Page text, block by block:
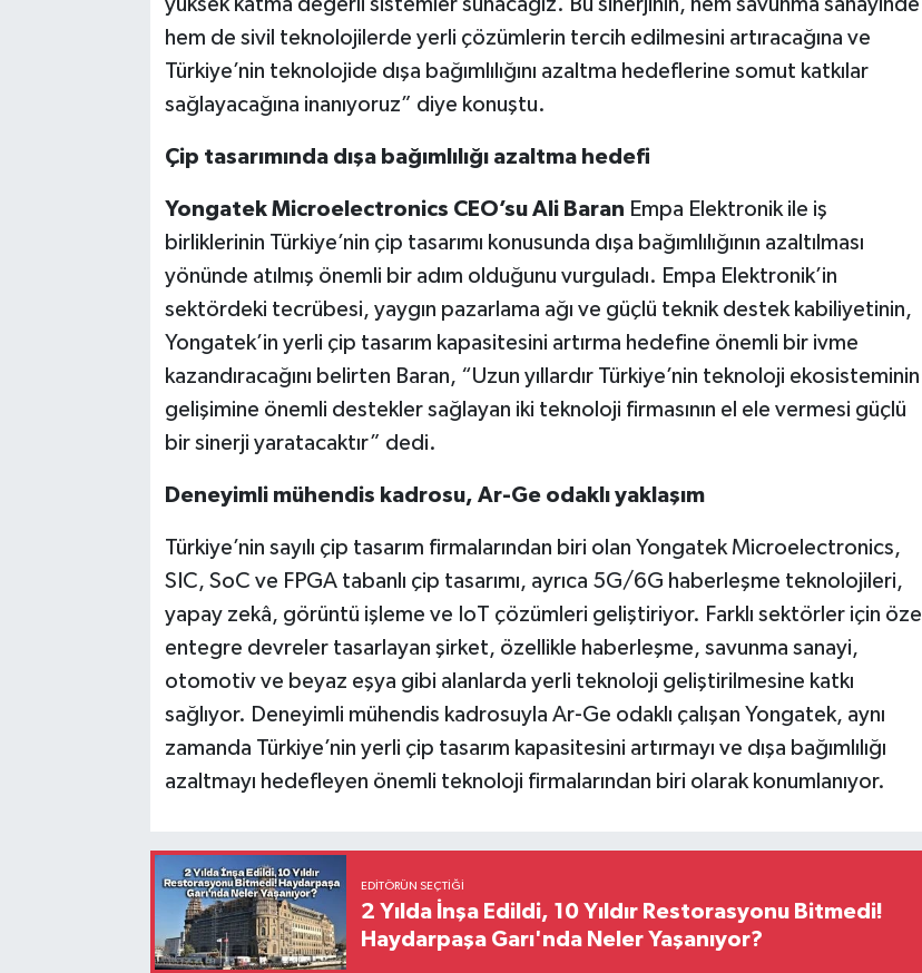
hem de sivil teknolojilerde yerli çözümlerin tercih edilmesini artıracağına ve
Türkiye’nin teknolojide dışa bağımlılığını azaltma hedeflerine somut katkılar
sağlayacağına inanıyoruz” diye konuştu.
Çip tasarımında dışa bağımlılığı azaltma hedefi
Yongatek Microelectronics CEO’su Ali Baran Empa Elektronik ile iş
birliklerinin Türkiye’nin çip tasarımı konusunda dışa bağımlılığının azaltılması
yönünde atılmış önemli bir adım olduğunu vurguladı. Empa Elektronik’in
sektördeki tecrübesi, yaygın pazarlama ağı ve güçlü teknik destek kabiliyetinin,
Yongatek’in yerli çip tasarım kapasitesini artırma hedefine önemli bir ivme
kazandıracağını belirten Baran, “Uzun yıllardır Türkiye’nin teknoloji ekosisteminin
gelişimine önemli destekler sağlayan iki teknoloji firmasının el ele vermesi güçlü
bir sinerji yaratacaktır” dedi.
Deneyimli mühendis kadrosu, Ar-Ge odaklı yaklaşım
Türkiye’nin sayılı çip tasarım firmalarından biri olan Yongatek Microelectronics,
SIC, SoC ve FPGA tabanlı çip tasarımı, ayrıca 5G/6G haberleşme teknolojileri,
yapay zekâ, görüntü işleme ve IoT çözümleri geliştiriyor. Farklı sektörler için özel
entegre devreler tasarlayan şirket, özellikle haberleşme, savunma sanayi,
otomotiv ve beyaz eşya gibi alanlarda yerli teknoloji geliştirilmesine katkı
sağlıyor. Deneyimli mühendis kadrosuyla Ar-Ge odaklı çalışan Yongatek, aynı
zamanda Türkiye’nin yerli çip tasarım kapasitesini artırmayı ve dışa bağımlılığı
azaltmayı hedefleyen önemli teknoloji firmalarından biri olarak konumlanıyor.
EDITÖRÜN SEÇTIĞI
2 Yılda İnşa Edildi, 10 Yıldır Restorasyonu Bitmedi!
Haydarpaşa Garı'nda Neler Yaşanıyor?